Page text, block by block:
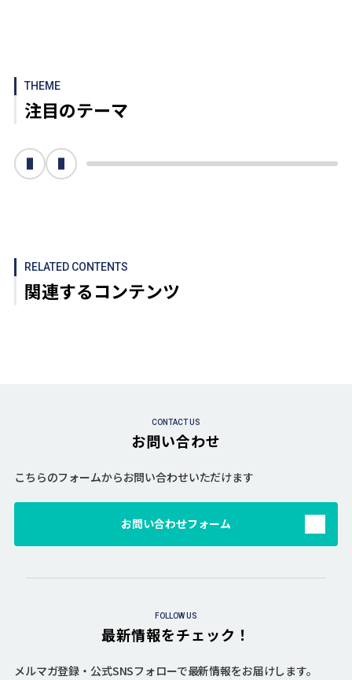
THEME
注目のテーマ
RELATED CONTENTS
関連するコンテンツ
CONTACT US
お問い合わせ
こちらのフォームからお問い合わせいただけます
お問い合わせフォーム
FOLLOW US
最新情報をチェック！
メルマガ登録・公式SNSフォローで最新情報をお届けします。